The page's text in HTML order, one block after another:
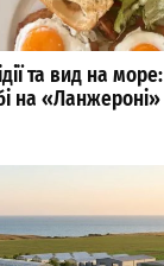
та вид на
на «Ланжероні»